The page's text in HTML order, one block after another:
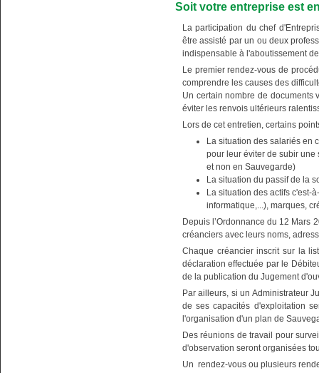
Soit votre entreprise est
La participation du chef
être assisté par un ou deux
indispensable à l'aboutissement
Le premier rendez-vous de
comprendre les causes des
Un certain nombre de documents
éviter les renvois ultérieurs
Lors de cet entretien, certains
La situation des salariés en
pour leur éviter de subir
et non en Sauvegarde)
La situation du passif de la
La situation des actifs c'est-
informatique,...), marques,
Depuis l’Ordonnance du 12 Mars
créanciers avec leurs noms,
Chaque créancier inscrit sur la
déclaration effectuée par le
de la publication du Jugement
Par ailleurs, si un Administrateur
de ses capacités d'exploitation
l'organisation d'un plan de
Des réunions de travail pour
d'observation seront organisées
Un rendez-vous ou plusieurs